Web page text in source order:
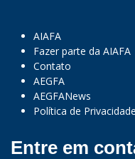
AIAFA
Fazer parte da AIAFA
Contato
AEGFA
AEGFANews
Política de Privacidade
Entre em